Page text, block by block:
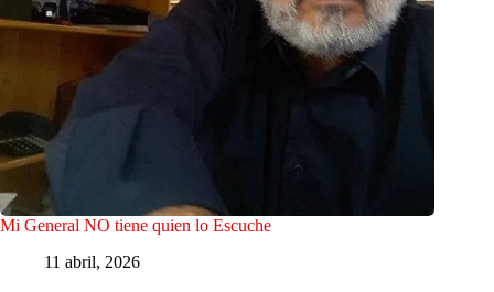
Mi General NO tiene quien lo Escuche
11 abril, 2026